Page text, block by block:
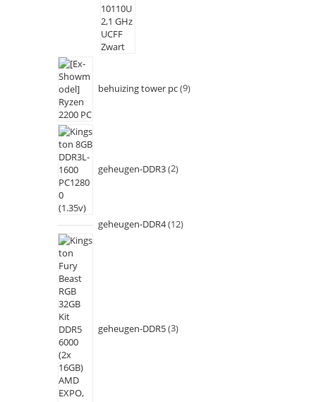
behuizing tower pc 9
geheugen-DDR3 2
geheugen-DDR4 12
geheugen-DDR5 3